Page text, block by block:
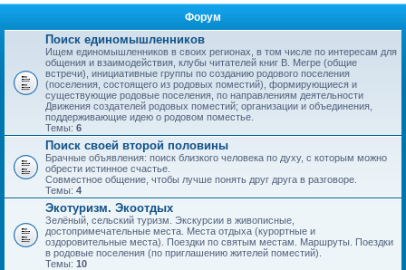
Форум
Поиск единомышленников
Ищем единомышленников в своих регионах, в том числе по интересам для
общения и взаимодействия, клубы читателей книг В. Мегре (общие
встречи), инициативные группы по созданию родового поселения
(поселения, состоящего из родовых поместий), формирующиеся и
существующие родовые поселения, по направлениям деятельности
Движения создателей родовых поместий; организации и объединения,
поддерживающие идею о родовом поместье.
Темы: 6
Поиск своей второй половины
Брачные объявления: поиск близкого человека по духу, с которым можно
обрести истинное счастье.
Совместное общение, чтобы лучше понять друг друга в разговоре.
Темы: 4
Экотуризм. Экоотдых
Зелёный, сельский туризм. Экскурсии в живописные,
достопримечательные места. Места отдыха (курортные и
оздоровительные места). Поездки по святым местам. Маршруты. Поездки
в родовые поселения (по приглашению жителей поместий).
Темы: 10